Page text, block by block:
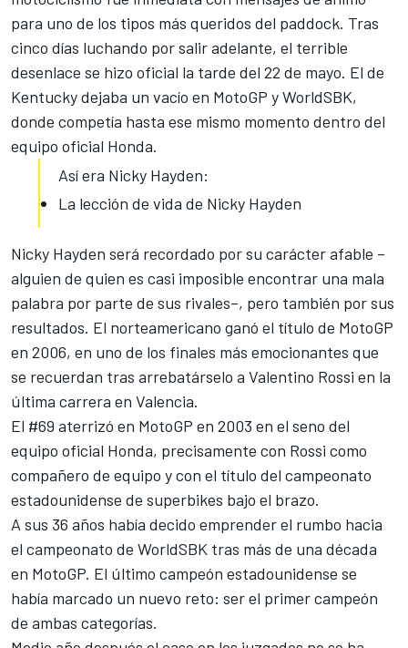
para uno de los tipos más queridos del paddock. Tras
cinco días luchando por salir adelante, el terrible
desenlace se hizo oficial la tarde del 22 de mayo. El de
Kentucky dejaba un vacío en MotoGP y WorldSBK,
donde competía hasta ese mismo momento dentro del
equipo oficial Honda.
Así era Nicky Hayden:
La lección de vida de Nicky Hayden
Nicky Hayden será recordado por su carácter afable –
alguien de quien es casi imposible encontrar una mala
palabra por parte de sus rivales–, pero también por sus
resultados. El norteamericano ganó el título de MotoGP
en 2006, en uno de los finales más emocionantes que
se recuerdan tras arrebatárselo a Valentino Rossi en la
última carrera en Valencia.
El #69 aterrizó en MotoGP en 2003 en el seno del
equipo oficial Honda, precisamente con Rossi como
compañero de equipo y con el título del campeonato
estadounidense de superbikes bajo el brazo.
A sus 36 años había decido emprender el rumbo hacia
el campeonato de WorldSBK tras más de una década
en MotoGP. El último campeón estadounidense se
había marcado un nuevo reto: ser el primer campeón
de ambas categorías.